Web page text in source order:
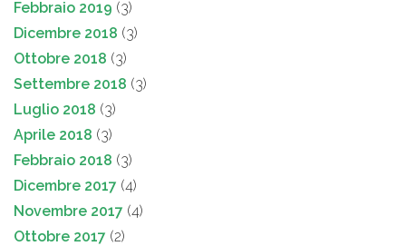
Febbraio 2019 (3)
Dicembre 2018 (3)
Ottobre 2018 (3)
Settembre 2018 (3)
Luglio 2018 (3)
Aprile 2018 (3)
Febbraio 2018 (3)
Dicembre 2017 (4)
Novembre 2017 (4)
Ottobre 2017 (2)